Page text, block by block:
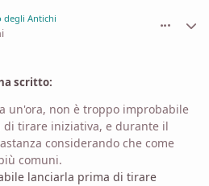
degli Antichi
scritto:
un'ora, non è troppo improbabile
tirare iniziativa, e durante il
considerando che come
comuni.
lanciarla prima di tirare